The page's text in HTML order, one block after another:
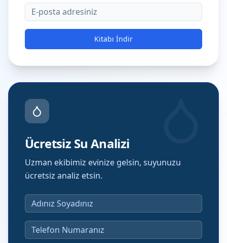
E-posta
Kitabı İndir
Ücretsiz Su Analizi
Uzman ekibimiz evinize gelsin, suyunuzu
ücretsiz analiz etsin.